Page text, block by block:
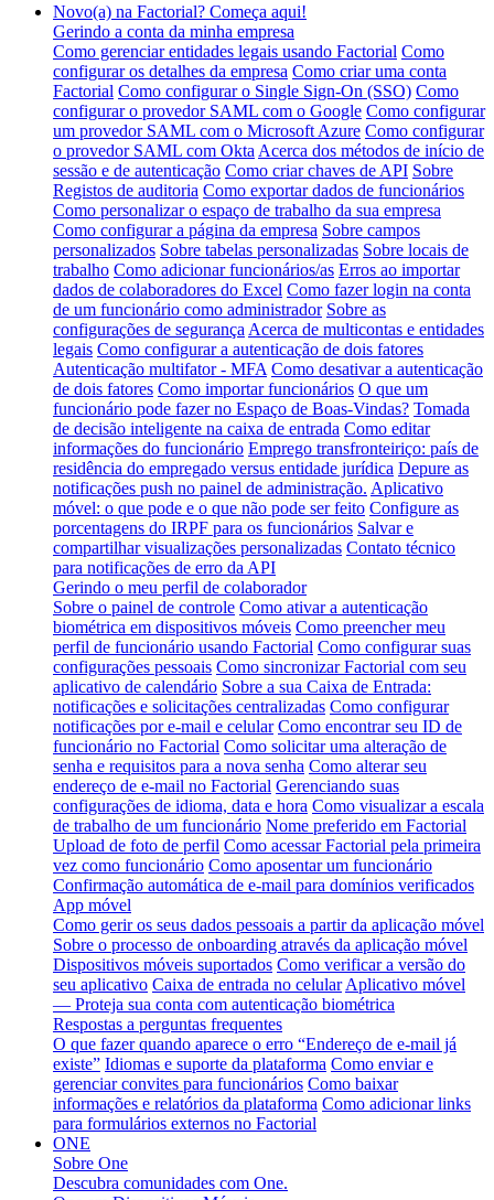
Novo(a) na Factorial? Começa aqui!
Gerindo a conta da minha empresa
Como gerenciar entidades legais usando Factorial Como
configurar os detalhes da empresa Como criar uma conta
Factorial Como configurar o Single Sign-On (SSO) Como
configurar o provedor SAML com o Google Como configurar
um provedor SAML com o Microsoft Azure Como configurar
o provedor SAML com Okta Acerca dos métodos de início de
sessão e de autenticação Como criar chaves de API Sobre
Registos de auditoria Como exportar dados de funcionários
Como personalizar o espaço de trabalho da sua empresa
Como configurar a página da empresa Sobre campos
personalizados Sobre tabelas personalizadas Sobre locais de
trabalho Como adicionar funcionários/as Erros ao importar
dados de colaboradores do Excel Como fazer login na conta
de um funcionário como administrador Sobre as
configurações de segurança Acerca de multicontas e entidades
legais Como configurar a autenticação de dois fatores
Autenticação multifator - MFA Como desativar a autenticação
de dois fatores Como importar funcionários O que um
funcionário pode fazer no Espaço de Boas-Vindas? Tomada
de decisão inteligente na caixa de entrada Como editar
informações do funcionário Emprego transfronteiriço: país de
residência do empregado versus entidade jurídica Depure as
notificações push no painel de administração. Aplicativo
móvel: o que pode e o que não pode ser feito Configure as
porcentagens do IRPF para os funcionários Salvar e
compartilhar visualizações personalizadas Contato técnico
para notificações de erro da API
Gerindo o meu perfil de colaborador
Sobre o painel de controle Como ativar a autenticação
biométrica em dispositivos móveis Como preencher meu
perfil de funcionário usando Factorial Como configurar suas
configurações pessoais Como sincronizar Factorial com seu
aplicativo de calendário Sobre a sua Caixa de Entrada:
notificações e solicitações centralizadas Como configurar
notificações por e-mail e celular Como encontrar seu ID de
funcionário no Factorial Como solicitar uma alteração de
senha e requisitos para a nova senha Como alterar seu
endereço de e-mail no Factorial Gerenciando suas
configurações de idioma, data e hora Como visualizar a escala
de trabalho de um funcionário Nome preferido em Factorial
Upload de foto de perfil Como acessar Factorial pela primeira
vez como funcionário Como aposentar um funcionário
Confirmação automática de e-mail para domínios verificados
App móvel
Como gerir os seus dados pessoais a partir da aplicação móvel
Sobre o processo de onboarding através da aplicação móvel
Dispositivos móveis suportados Como verificar a versão do
seu aplicativo Caixa de entrada no celular Aplicativo móvel
— Proteja sua conta com autenticação biométrica
Respostas a perguntas frequentes
O que fazer quando aparece o erro “Endereço de e-mail já
existe” Idiomas e suporte da plataforma Como enviar e
gerenciar convites para funcionários Como baixar
informações e relatórios da plataforma Como adicionar links
para formulários externos no Factorial
ONE
Sobre One
Descubra comunidades com One.